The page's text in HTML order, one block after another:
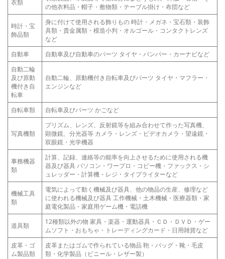
衣類
の他衣料品・帽子・敷物類・テーブル掛け・布団など
時計・宝
飾品類
身に付けて使用される飾りもの 時計・メガネ・宝石類・装飾
具類・貴金属類・模造小判・オルゴール・コンタクトレンズ
など
自動車
自動車及び自動車のパーツ タイヤ・バンパー・カーナビなど
自動二輪
及び原動
機付き自
転車
自動二輪、原動機付き自転車及びパーツ タイヤ・マフラー・
エンジンなど
自転車類 自転車及びパーツ かごなど
写真機類
プリズム、レンズ、反射鏡等を組み合わせて作った写真機、
顕微鏡、分光器等 カメラ・レンズ・ビデオカメラ・望遠鏡・
双眼鏡・光学機器
事務機器
類
計算、記録、連絡等の能率を向上させるために使用される機
器及び器具 パソコン・ワープロ・コピー機・ファックス・シ
ュレッダー・計算機・レジ・タイプライターなど
機械工具
類
電気によって動く機械及び器具、他の物品の生産、修理など
に使われる機械及び器具 工作機械・土木機械・医療器類・家
庭電化製品・家庭用ゲーム機・電話機
道具類
12種類以外の物 家具・楽器・運動器具・ＣＤ・ＤＶＤ・ゲー
ムソフト・おもちゃ・トレーディングカード・日用雑貨など
皮革・ゴ
ム製品類
皮革またはゴムで作られている物品 鞄・バッグ・靴・毛皮
類・化学製品（ビニール・レザー製）